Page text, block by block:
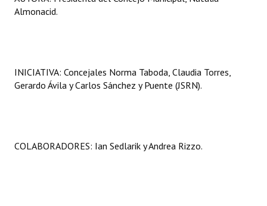
Almonacid.
INICIATIVA: Concejales Norma Taboda, Claudia Torres,
Gerardo Ávila y Carlos Sánchez y Puente (JSRN).
COLABORADORES: Ian Sedlarik y Andrea Rizzo.